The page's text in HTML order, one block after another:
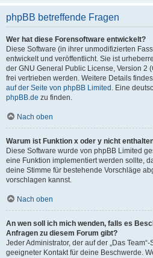
phpBB betreffende Fragen
Wer hat diese Forensoftware entwickelt?
Diese Software (in ihrer unmodifizierten
entwickelt und veröffentlicht. Sie ist
der GNU General Public License, Version 2
frei vertrieben werden. Weitere Details
auf der Seite von phpBB Limited . Eine
phpBB.de zu finden.
Nach oben
Warum ist Funktion x oder y nicht
Diese Software wurde von phpBB Limited
eine Funktion implementiert werden sollte,
deine Stimme für bestehende Vorschläge
vorschlagen kannst.
Nach oben
An wen soll ich mich wenden, falls es
Anfragen zu diesem Forum gibt?
Jeder Administrator, der auf der „Das
geeigneter Kontakt für deine Beschwerde.